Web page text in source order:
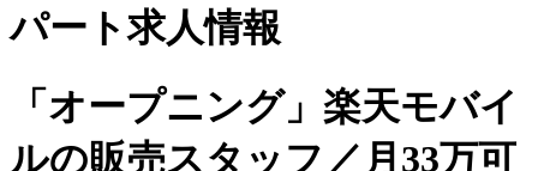
パート求人情報
「オープニング」楽天モバイ
ルの販売スタッフ／月33万可